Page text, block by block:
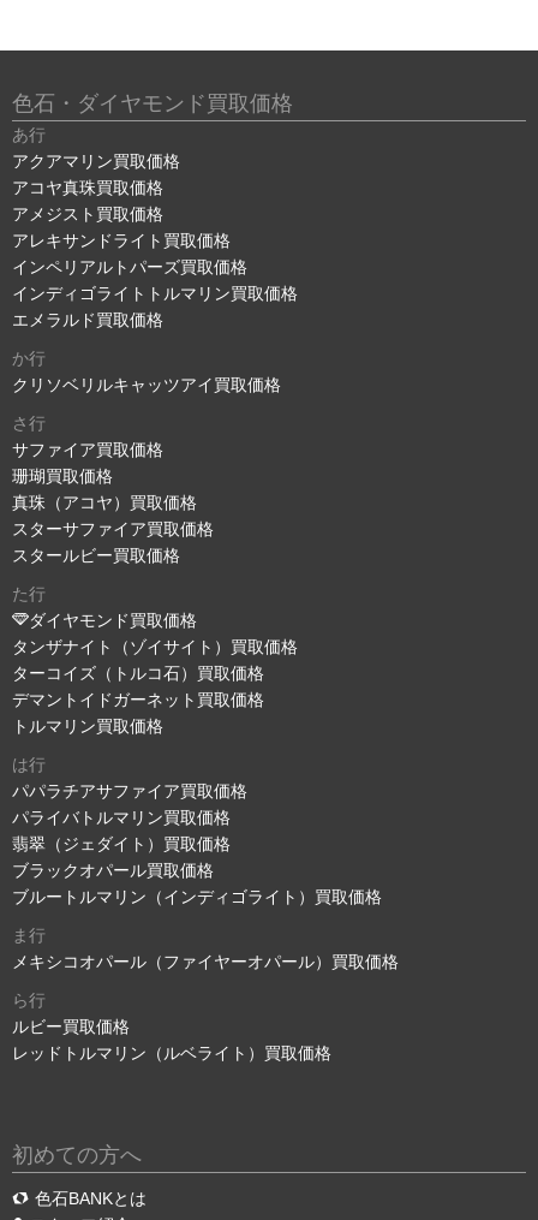
色石・ダイヤモンド買取価格
あ行
アクアマリン買取価格
アコヤ真珠買取価格
アメジスト買取価格
アレキサンドライト買取価格
インペリアルトパーズ買取価格
インディゴライトトルマリン買取価格
エメラルド買取価格
か行
クリソベリルキャッツアイ買取価格
さ行
サファイア買取価格
珊瑚買取価格
真珠（アコヤ）買取価格
スターサファイア買取価格
スタールビー買取価格
た行
ダイヤモンド買取価格
タンザナイト（ゾイサイト）買取価格
ターコイズ（トルコ石）買取価格
デマントイドガーネット買取価格
トルマリン買取価格
は行
パパラチアサファイア買取価格
パライバトルマリン買取価格
翡翠（ジェダイト）買取価格
ブラックオパール買取価格
ブルートルマリン（インディゴライト）買取価格
ま行
メキシコオパール（ファイヤーオパール）買取価格
ら行
ルビー買取価格
レッドトルマリン（ルベライト）買取価格
初めての方へ
色石BANKとは